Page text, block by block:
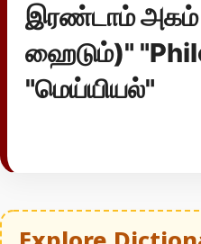
இரண்டாம் அகம்
ஹைடும்)"
"மெய்யியல்"